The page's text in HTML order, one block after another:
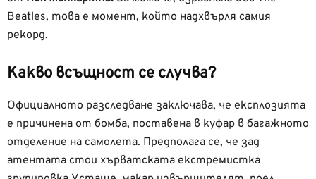
Beatles, това е момент, който надхвърля самия
рекорд.
Какво всъщност се случва?
Официалното разследване заключава, че експлозията
е причинена от бомба, поставена в куфар в багажното
отделение на самолета. Предполага се, че зад
атентата стои хърватската екстремистка